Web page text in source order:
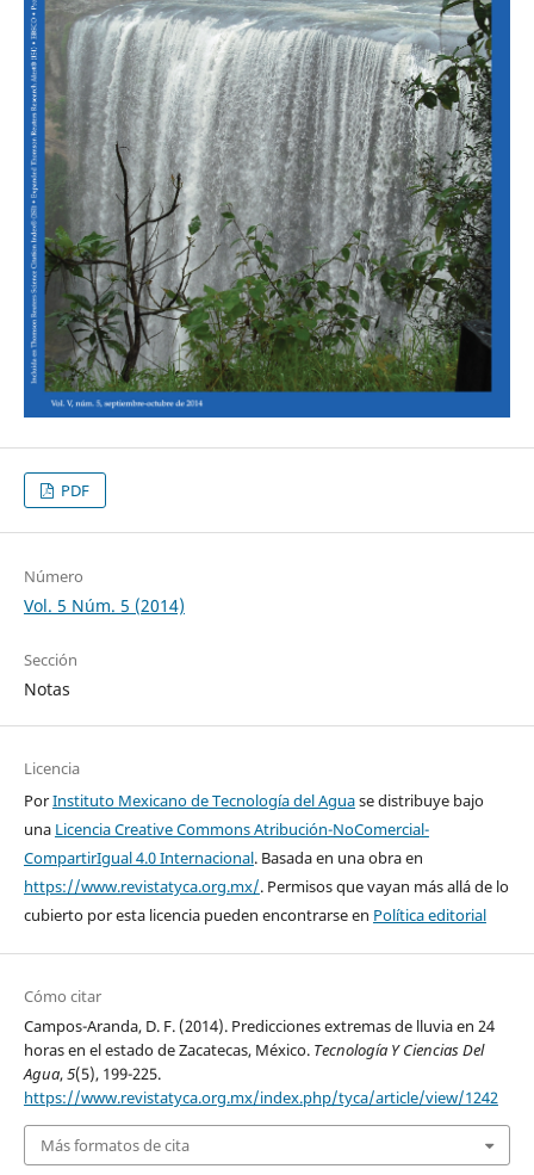
PDF
Número
Vol. 5 Núm. 5 (2014)
Sección
Notas
Licencia
PorInstituto Mexicano de Tecnología del Aguase distribuye bajo
una Licencia Creative Commons Atribución-NoComercial-
CompartirIgual 4.0 Internacional. Basada en una obra en
https://www.revistatyca.org.mx/. Permisos que vayan más allá de lo
cubierto por esta licencia pueden encontrarse en Política editorial
Cómo citar
Campos-Aranda, D. F. (2014). Predicciones extremas de lluvia en 24
horas en el estado de Zacatecas, México. Tecnología Y Ciencias Del
Agua,5(5), 199-225.
https://www.revistatyca.org.mx/index.php/tyca/article/view/1242
Más formatos de cita